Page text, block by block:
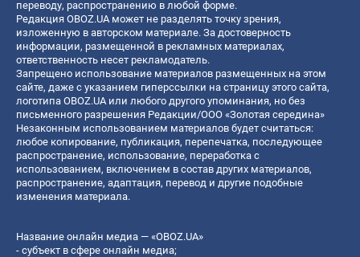
переводу, распространению в любой форме.
Редакция OBOZ.UA может не разделять точку зрения,
изложенную в авторском материале. За достоверность
информации, размещенной в рекламных материалах,
ответственность несет рекламодатель.
Запрещено использование материалов размещенных на этом
сайте, даже с указанием гиперссылки на страницу этого сайта,
логотипа OBOZ.UA или любого другого упоминания, но без
письменного разрешения Редакции/ООО «Золотая середина»
Незаконным использованием материалов будет считаться:
любое копирование, публикация, перепечатка, последующее
распространение, использование, переработка с
использованием, включением в состав других материалов,
распространение, адаптация, перевод и другие подобные
изменения материала.
Название онлайн медиа — «OBOZ.UA»
- субъект в сфере онлайн медиа;